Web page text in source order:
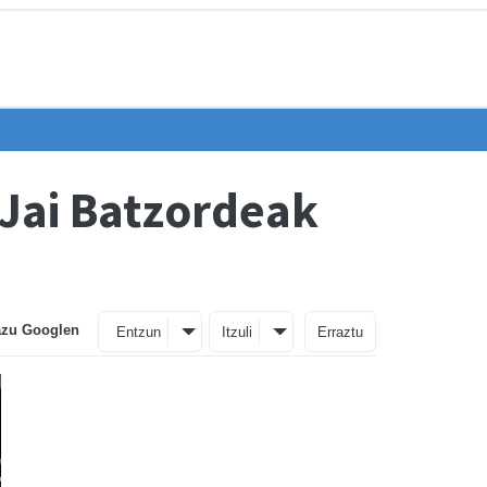
Batzordeak
Googlen Entzun Itzuli Erraztu